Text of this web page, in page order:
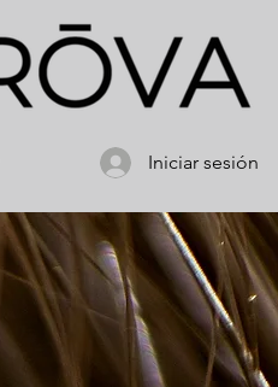
Iniciar sesión